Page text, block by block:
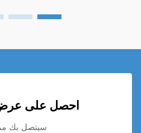
احصل على
سيتصل بك